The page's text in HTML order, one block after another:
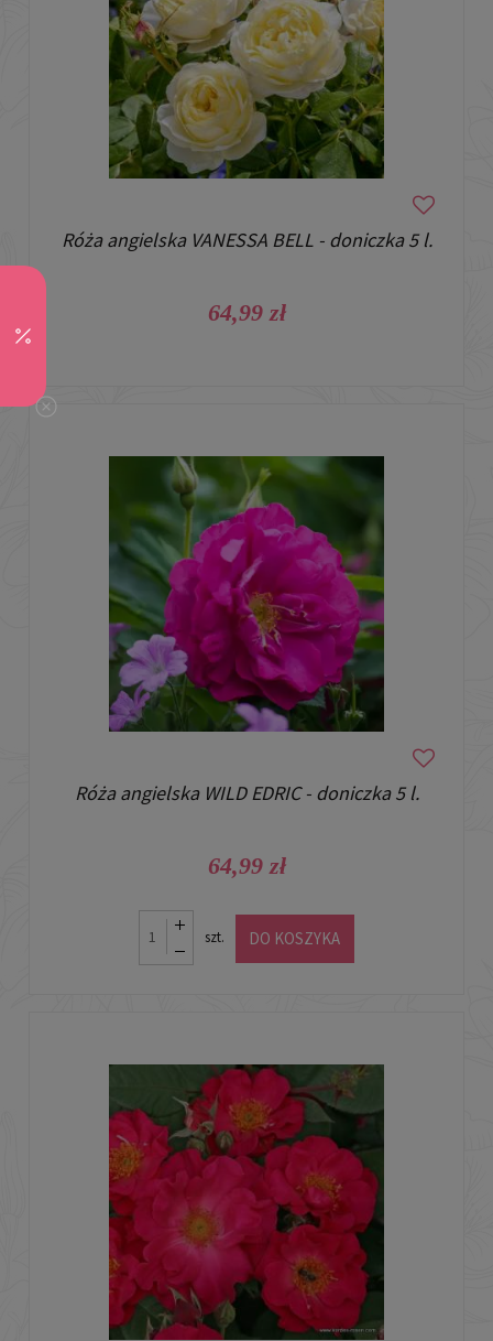
Róża angielska VANESSA BELL - doniczka 5 l.
64,99 zł
Róża angielska WILD EDRIC - doniczka 5 l.
64,99 zł
szt. DO KOSZYKA